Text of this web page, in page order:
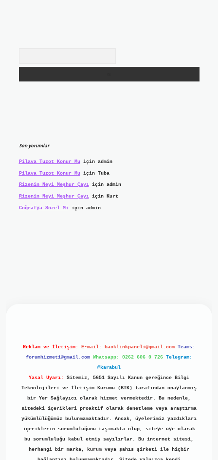
Son yorumlar
Pilava Tuzot Konur Muiçin admin
Pilava Tuzot Konur Muiçin Tuba
Rizenin Neyi Meşhur Çayıiçin admin
Rizenin Neyi Meşhur Çayıiçin Kurt
Coğrafya Sözel Miiçin admin
Reklam ve İletişim: E-mail: backlinkpaneli@gmail.com Teams:
forumhizmeti@gmail.com Whatsapp: 0262 606 0 726 Telegram:
@karabul
Yasal Uyarı:
Sitemiz, 5651 Sayılı Kanun gereğince Bilgi
Teknolojileri ve İletişim Kurumu (BTK) tarafından onaylanmış
bir Yer Sağlayıcı olarak hizmet vermektedir. Bu nedenle,
sitedeki içerikleri proaktif olarak denetleme veya araştırma
yükümlülüğümüz bulunmamaktadır. Ancak, üyelerimiz yazdıkları
içeriklerin sorumluluğunu taşımakta olup, siteye üye olarak
bu sorumluluğu kabul etmiş sayılırlar. Bu internet sitesi,
herhangi bir marka, kurum veya şahıs şirketi ile hiçbir